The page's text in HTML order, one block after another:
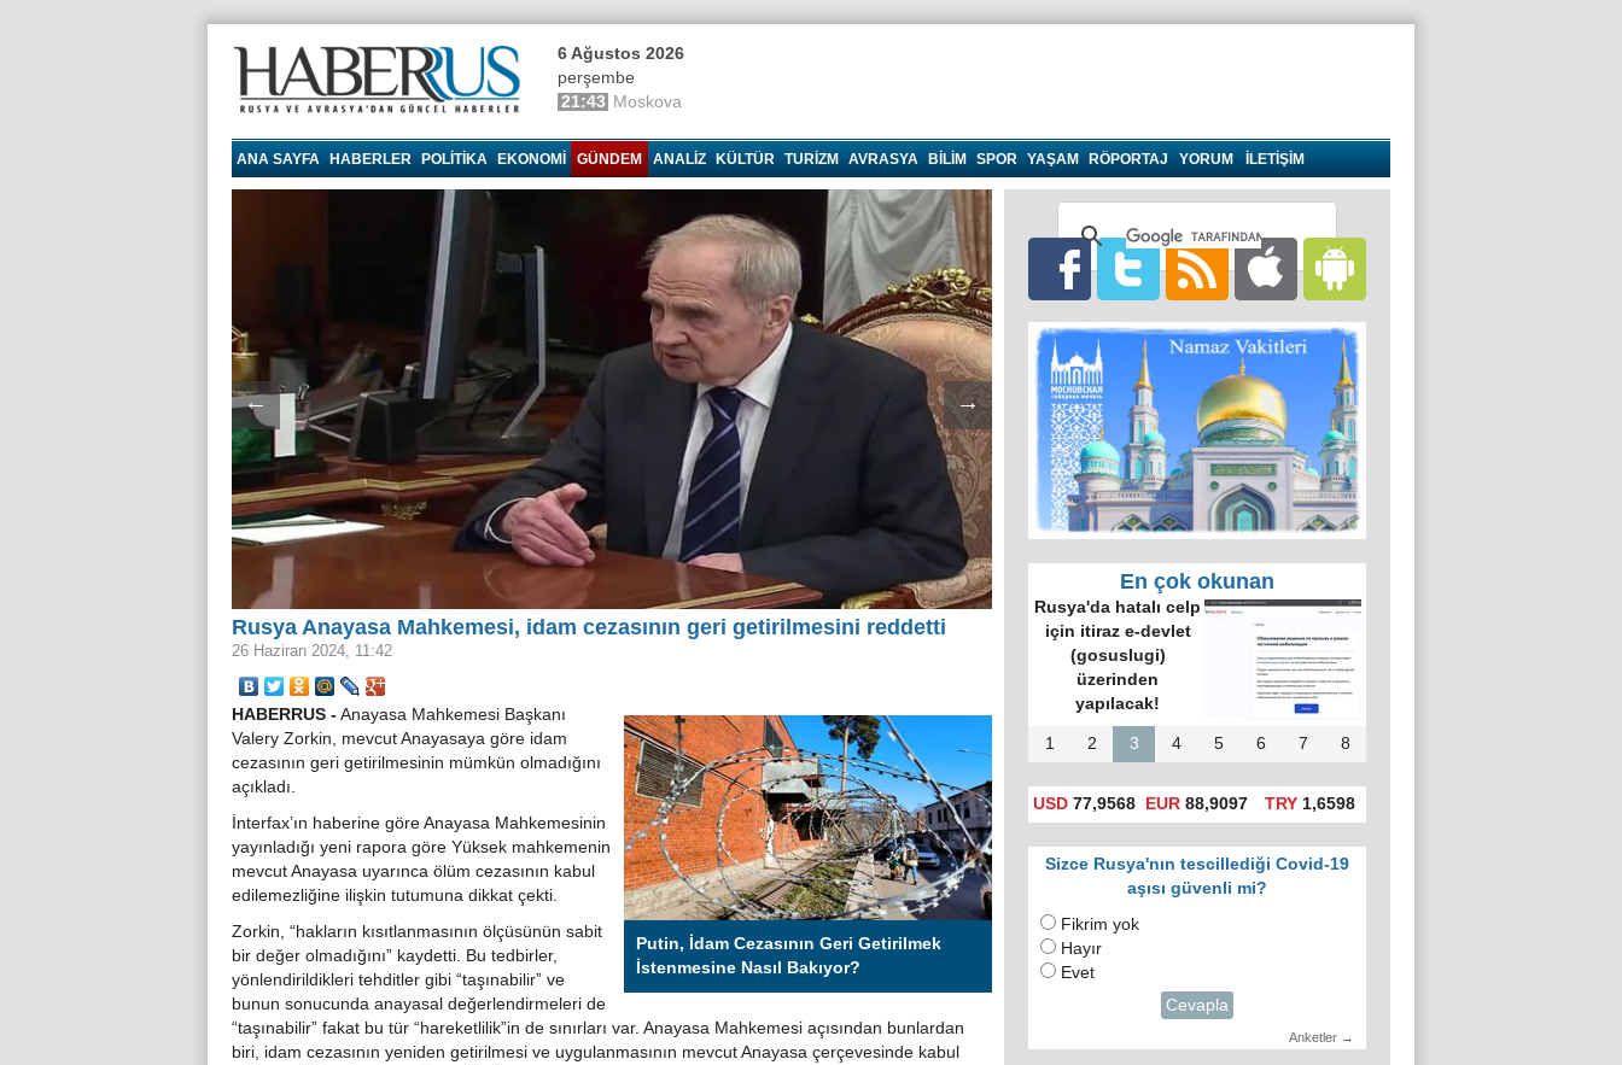
6 Ağustos 2026
perşembe
21:43 Moskova
ANA SAYFA HABERLER POLITIKA EKONOMI GÜNDEM ANALIZ KÜLTÜR TURIZM AVRASYA BILIM SPOR YAŞAM RÖPORTAJ YORUM İLETİŞİM
← →
Rusya Anayasa Mahkemesi, idam cezasının geri getirilmesini reddetti
26 Haziran 2024, 11:42
Putin, İdam Cezasının Geri Getirilmek
İstenmesine Nasıl Bakıyor?
HABERRUS - Anayasa Mahkemesi Başkanı
Valery Zorkin, mevcut Anayasaya göre idam
cezasının geri getirilmesinin mümkün olmadığını
açıkladı.
İnterfax’ın haberine göre Anayasa Mahkemesinin
yayınladığı yeni rapora göre Yüksek mahkemenin
mevcut Anayasa uyarınca ölüm cezasının kabul
edilemezliğine ilişkin tutumuna dikkat çekti.
Zorkin, “hakların kısıtlanmasının ölçüsünün sabit
bir değer olmadığını” kaydetti. Bu tedbirler,
yönlendirildikleri tehditler gibi “taşınabilir” ve
bunun sonucunda anayasal değerlendirmeleri de
“taşınabilir” fakat bu tür “hareketlilik”in de sınırları var. Anayasa Mahkemesi açısından bunlardan
biri, idam cezasının yeniden getirilmesi ve uygulanmasının mevcut Anayasa çerçevesinde kabul
En çok okunan
Rusya'da hatalı celp
için itiraz e-devlet
(gosuslugi)
üzerinden
yapılacak!
1 2 3 4 5 6 7 8
USD 77,9568 EUR 88,9097 TRY1,6598
Sizce Rusya'nın tescillediği Covid-19
aşısı güvenli mi?
Fikrim yok
Hayır
Evet
Cevapla
Anketler →